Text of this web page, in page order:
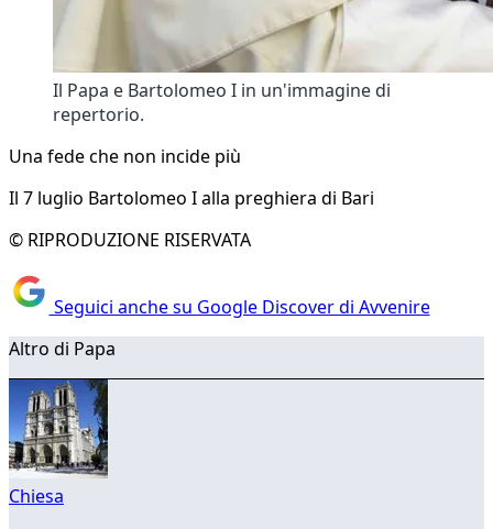
Il Papa e Bartolomeo I in un'immagine di
repertorio.
Una fede che non incide più
Il 7 luglio Bartolomeo I alla preghiera di Bari
© RIPRODUZIONE RISERVATA
Seguici anche su Google Discover di Avvenire
Altro di Papa
Chiesa